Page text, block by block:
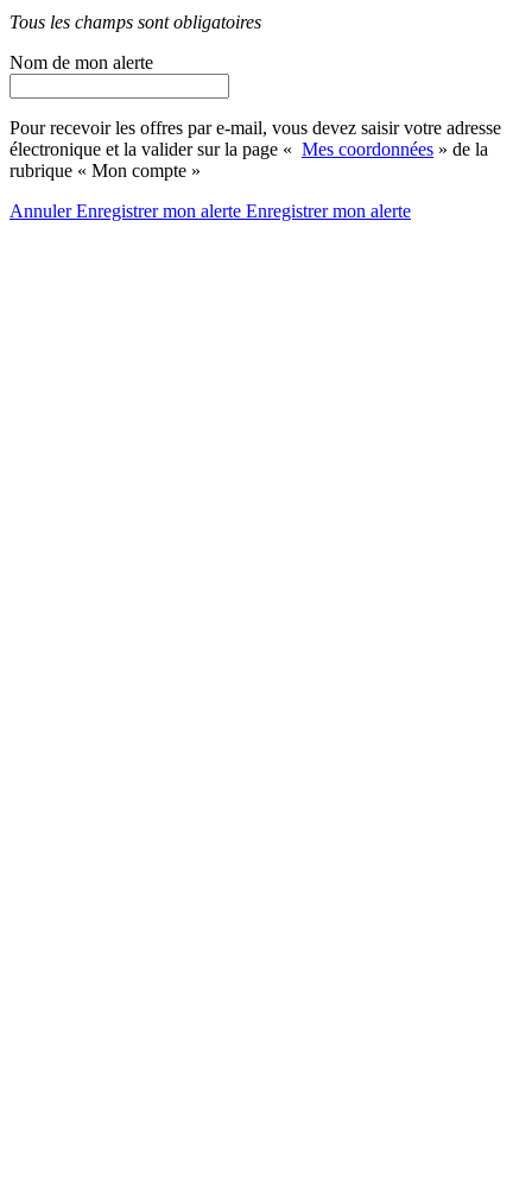
Tous les champs sont obligatoires
Nom de mon alerte
Pour recevoir les offres par e-mail, vous devez saisir votre adresse
électronique et la valider sur la page « Mes coordonnées » de la
rubrique « Mon compte »
AnnulerEnregistrer mon alerte Enregistrermon alerte